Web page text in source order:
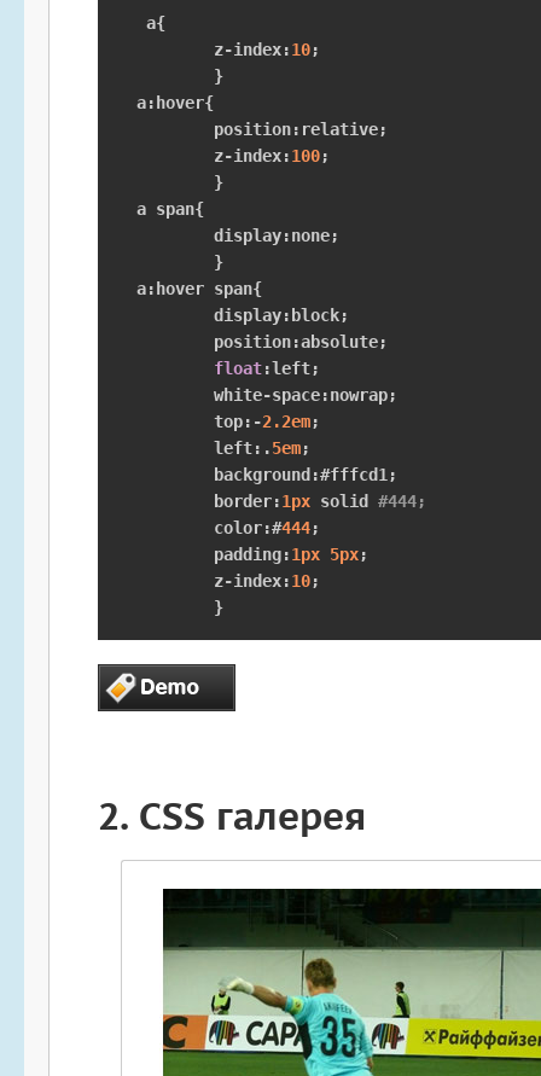
a{
	z
-index:10;
}
a: hover{
	position
: relative;
	z
-index:100;
}
a span{
	display
:none;
}
a: hover span{
	display
: block;
	position
:absolute;
float:left;
	white
-space:nowrap;
	top
:-2.2em;
	left
:.5em;
	background
:#fffcd1 ;
	border
:1px solid #444;
	color
:#444;
	padding
:1px 5px;
	z
-index:10;
}
2.CSS галерея